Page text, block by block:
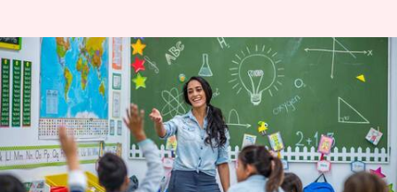
आर्मी स्कूल में निकली शिक्षकों के
8,000 पदों पर भर्ती, जल्द करें आवेदन
लेखन मोना दीक्षित Oct 04, 2020 07:30 am
क्या है खबर?